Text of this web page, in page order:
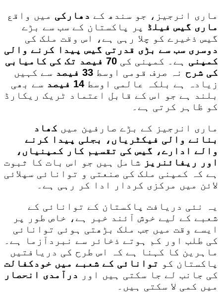
ماری انرجیز، جو سندھ کے دھارکی میں واقع
ماری گیس فیلڈ
پر پاکستان کے سب سے بڑے
گیس ذخیرے کو چلا رہی ہے، اس وقت ملک کی
دوسری سب سے بڑی قدرتی گیس پیدا کرنے والی
کمپنی ہے۔ کمپنی کی
70 فیصد تک کی کامیابی
کی شرح نہ صرف قومی اوسط 33 فیصد
سے کہیں
زیادہ ہے بلکہ عالمی اوسط 14 فیصد
سے بھی
بلند ہے جو اس کے قابل اعتماد ٹریک ریکارڈ
کو ظاہر کرتی ہے۔
ماری انرجیز کے بڑے صارفین میں کھاد
بنانے والی فیکٹریاں، بجلی پیدا کرنے
والے ادارے، گیس کی تقسیم کار کمپنیاں،
اور ریفائنریز شامل ہیں جو اس بات کا ثبوت
ہے کہ کمپنی ملک کی صنعتی و توانائی سپلائی
لائن میں مرکزی کردار ادا کر رہی ہے۔
یہ نئی دریافت پاکستان کے توانائی کے
شعبے کے لیے خوش آئند خبر ہے، خاص طور پر
ایسے وقت میں جب ملک بڑھتی ہوئی توانائی
کی طلب اور کم ہوتے ذخائر سے نبردآزما ہے۔
ماہرین کا کہنا ہے کہ اس طرح کی دریافتیں
پاکستان کو توانائی کے شعبے میں خودکفالت
کی جانب لے جا سکتی ہیں اور درآمدی انحصار
میں کمی لا سکتی ہیں۔